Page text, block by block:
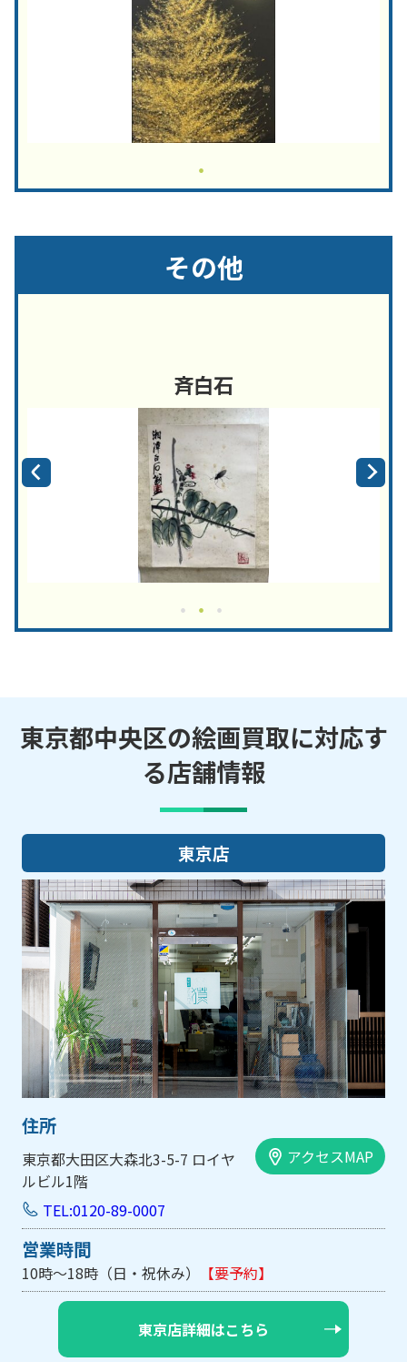
その他
斉白石
東京都中央区の絵画買取に対応す
る店舗情報
東京店
住所
東京都大田区大森北3-5-7 ロイヤ
ルビル1階
アクセスMAP
TEL:0120-89-0007
営業時間
10時～18時（日・祝休み） 【要予約】
東京店詳細はこちら